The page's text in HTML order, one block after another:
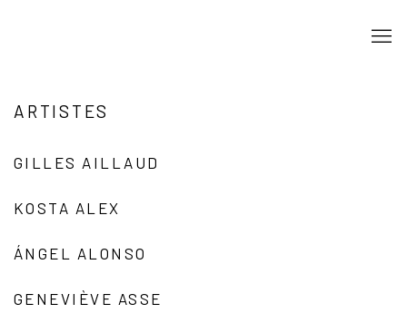
ARTISTES
GILLES AILLAUD
KOSTA ALEX
ÁNGEL ALONSO
GENEVIÈVE ASSE